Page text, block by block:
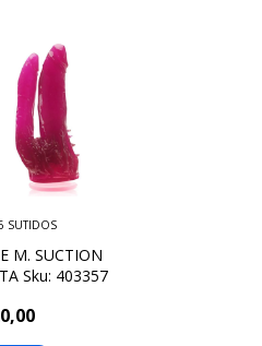
M. SUCTION
Sku: 403357
SUTIDOS